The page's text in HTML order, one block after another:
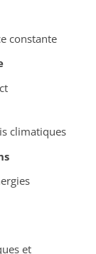
constante
climatiques
et